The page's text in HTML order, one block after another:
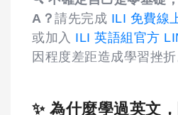
A？ 請先完成 ILI 免費線
或加入 ILI 英語組官方
因程度差距造成學習挫折
✨ 為什麼學過英文